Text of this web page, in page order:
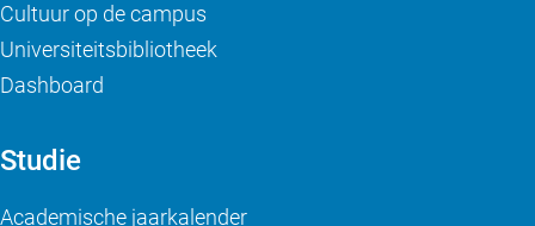
Cultuur op de campus
Universiteitsbibliotheek
Dashboard
Studie
Academische jaarkalender